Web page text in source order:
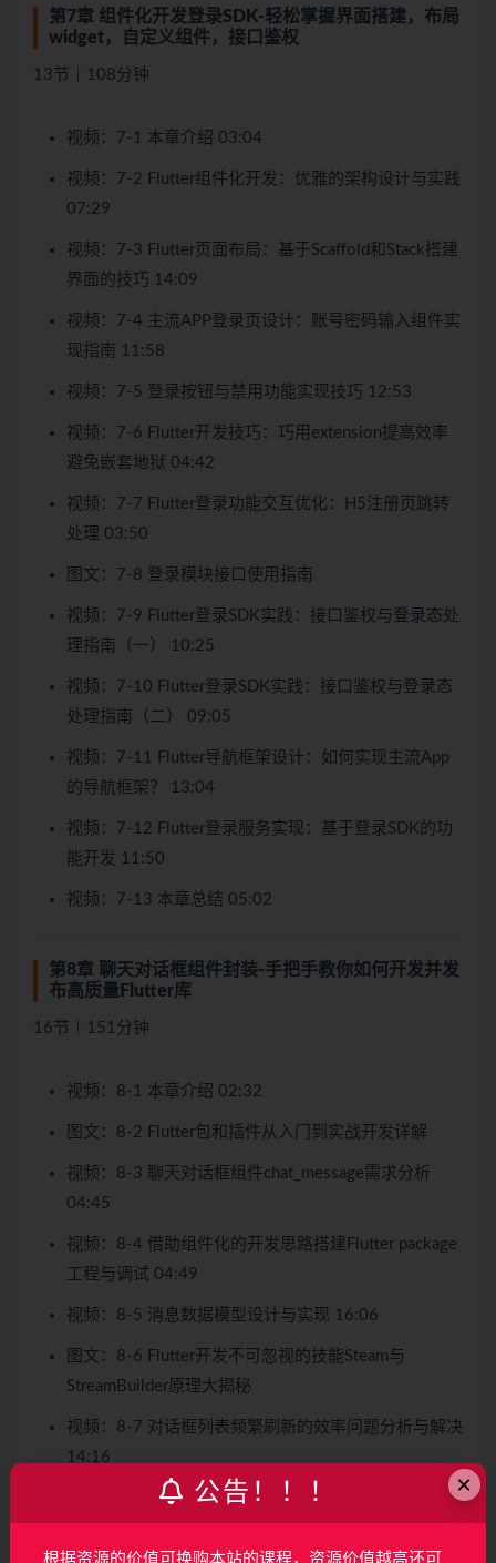
第7章 组件化开发登录SDK-轻松掌握界面搭建，布局
widget，自定义组件，接口鉴权
13节｜108分钟
视频：7-1 本章介绍 03:04
视频：7-2 Flutter组件化开发：优雅的架构设计与实践
07:29
视频：7-3 Flutter页面布局：基于Scaffold和Stack搭建
界面的技巧 14:09
视频：7-4 主流APP登录页设计：账号密码输入组件实
现指南 11:58
视频：7-5 登录按钮与禁用功能实现技巧 12:53
视频：7-6 Flutter开发技巧：巧用extension提高效率
避免嵌套地狱 04:42
视频：7-7 Flutter登录功能交互优化：H5注册页跳转
处理 03:50
图文：7-8 登录模块接口使用指南
视频：7-9 Flutter登录SDK实践：接口鉴权与登录态处
理指南（一） 10:25
视频：7-10 Flutter登录SDK实践：接口鉴权与登录态
处理指南（二） 09:05
视频：7-11 Flutter导航框架设计：如何实现主流App
的导航框架？ 13:04
视频：7-12 Flutter登录服务实现：基于登录SDK的功
能开发 11:50
视频：7-13 本章总结 05:02
第8章 聊天对话框组件封装-手把手教你如何开发并发
布高质量Flutter库
16节｜151分钟
视频：8-1 本章介绍 02:32
图文：8-2 Flutter包和插件从入门到实战开发详解
视频：8-3 聊天对话框组件chat_message需求分析
04:45
视频：8-4 借助组件化的开发思路搭建Flutter package
工程与调试 04:49
视频：8-5 消息数据模型设计与实现 16:06
图文：8-6 Flutter开发不可忽视的技能Steam与
StreamBuilder原理大揭秘
视频：8-7 对话框列表频繁刷新的效率问题分析与解决
14:16
视频：8-8 基于StreamBuilder实现局部刷新的对话框
列表（一） 15:56
×
公告！！！
根据资源的价值可换购本站的课程，资源价值越高还可